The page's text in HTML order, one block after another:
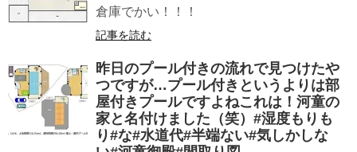
倉庫でかい！！！
記事を読む
昨日のプール付きの流れで見つけたや
つですが…プール付きというよりは部
屋付きプールですよねこれは！河童の
家と名付けました（笑）#湿度もりも
り#な#水道代#半端ない#気しかしな